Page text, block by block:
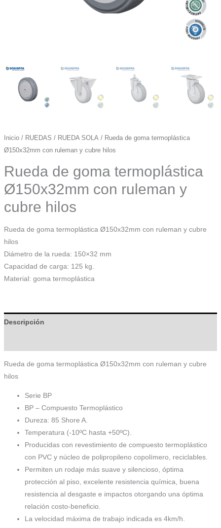
Inicio/ RUEDAS / RUEDA SOLA/ Rueda de goma termoplástica
Ø150x32mm con ruleman y cubre hilos
Rueda de goma termoplástica
Ø150x32mm con ruleman y
cubre hilos
Rueda de goma termoplástica Ø150x32mm con ruleman y cubre
hilos
Diámetro de la rueda: 150×32 mm
Capacidad de carga: 125 kg.
Material: goma termoplástica
Descripción
Rueda de goma termoplástica Ø150x32mm con ruleman y cubre
hilos
Serie BP
BP – Compuesto Termoplástico
Dureza: 85 Shore A.
Temperatura (-10ºC hasta +50ºC).
Producidas con revestimiento de compuesto termoplástico
con PVC y núcleo de polipropileno copolímero, reciclables.
Permiten un rodaje más suave y silencioso, óptima
protección al piso, excelente resistencia química, buena
resistencia al desgaste e impactos otorgando una óptima
relación costo-beneficio.
La velocidad máxima de trabajo indicada es 4km/h.